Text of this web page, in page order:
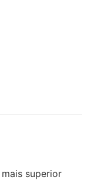
superior